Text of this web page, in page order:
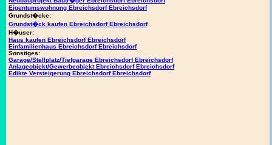
Eigentumswohnung Ebreichsdorf Ebreichsdorf
Grundst�cke:
Grundst�ck kaufen Ebreichsdorf Ebreichsdorf
H�user:
Haus kaufen Ebreichsdorf Ebreichsdorf
Einfamilienhaus Ebreichsdorf Ebreichsdorf
Sonstiges:
Garage/Stellplatz/Tiefgarage Ebreichsdorf Ebreichsdorf
Anlageobjekt/Gewerbeobjekt Ebreichsdorf Ebreichsdorf
Edikte Versteigerung Ebreichsdorf Ebreichsdorf